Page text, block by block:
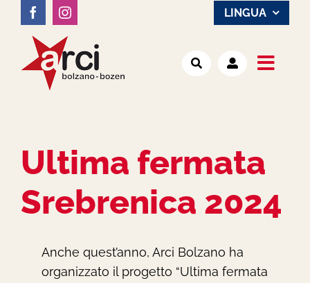
contenuto
LINGUA
Attività
Luoghi
Ultima fermata
Srebrenica 2024
Anche quest’anno, Arci Bolzano ha
organizzato il progetto “Ultima fermata